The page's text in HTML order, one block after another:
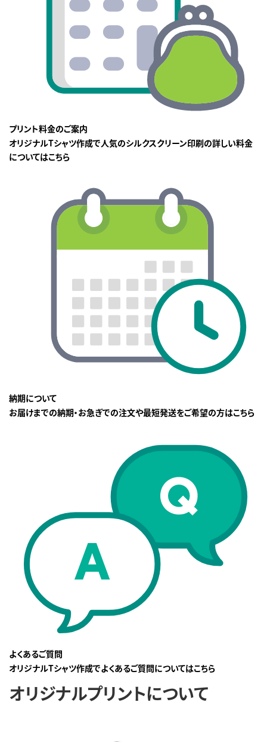
プリント料金のご案内
オリジナルTシャツ作成で人気のシルクスクリーン印刷の詳しい料金
についてはこちら
納期について
お届けまでの納期・お急ぎでの注文や最短発送をご希望の方はこちら
よくあるご質問
オリジナルTシャツ作成でよくあるご質問についてはこちら
オリジナルプリントについて